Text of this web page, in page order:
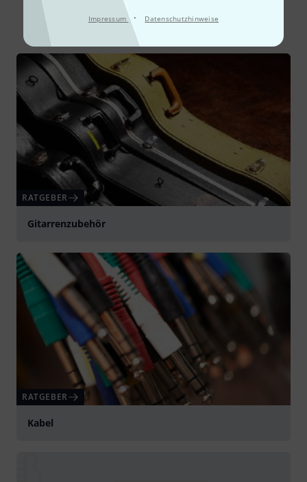
Impressum · Datenschutzhinweise
Alle Ratgeber Downloads
RATGEBER
Gitarrenzubehör
RATGEBER
Kabel